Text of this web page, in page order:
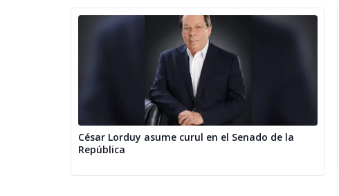
César Lorduy asume curul en el Senado de la
República